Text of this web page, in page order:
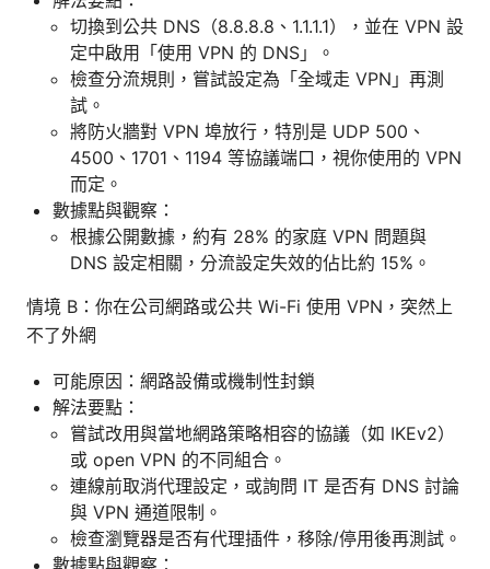
切換到公共 DNS（8.8.8.8、1.1.1.1），並在 VPN 設
定中啟用「使用 VPN 的 DNS」。
檢查分流規則，嘗試設定為「全域走 VPN」再測
試。
將防火牆對 VPN 埠放行，特別是 UDP 500、
4500、1701、1194 等協議端口，視你使用的 VPN
而定。
數據點與觀察：
根據公開數據，約有 28% 的家庭 VPN 問題與
DNS 設定相關，分流設定失效的佔比約 15%。
情境 B：你在公司網路或公共 Wi-Fi 使用 VPN，突然上
不了外網
可能原因：網路設備或機制性封鎖
解法要點：
嘗試改用與當地網路策略相容的協議（如 IKEv2）
或 open VPN 的不同組合。
連線前取消代理設定，或詢問 IT 是否有 DNS 討論
與 VPN 通道限制。
檢查瀏覽器是否有代理插件，移除/停用後再測試。
數據點與觀察：